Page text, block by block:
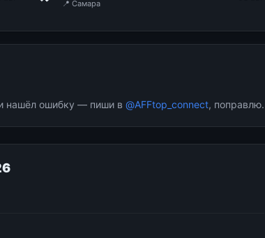
📍 Самара
нашёл ошибку — пиши в @AFFtop_connect, поправлю.